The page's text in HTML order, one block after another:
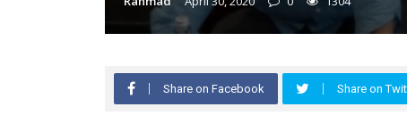
Share on Facebook Share on